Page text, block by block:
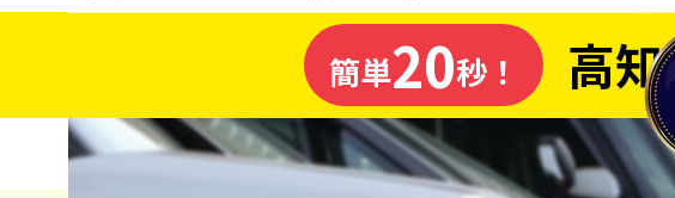
高知県の車買取なら
ソコカラの
簡単20秒！ 高